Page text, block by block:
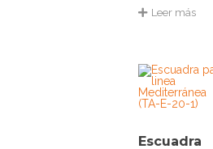
Leer más
Escuadra